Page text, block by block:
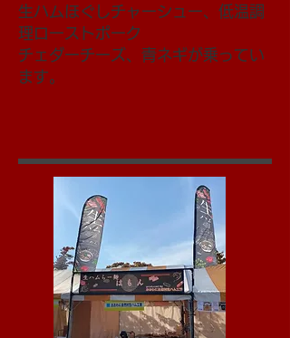
生ハムほぐしチャーシュー、低温調
理ローストポーク
​チェダーチーズ、青ネギが乗ってい
ます。